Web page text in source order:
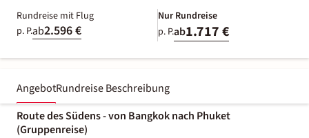
Rundreise mit Flug
p. P.ab2.596 €
Nur Rundreise
p. P.ab1.717 €
AngebotRundreise Beschreibung
Route des Südens - von Bangkok nach Phuket
(Gruppenreise)